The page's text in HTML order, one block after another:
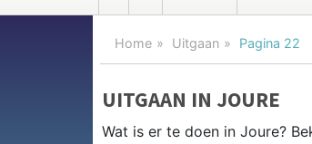
Home Uitgaan Pagina 22
UITGAAN IN JOURE
Wat is er te doen in Joure?